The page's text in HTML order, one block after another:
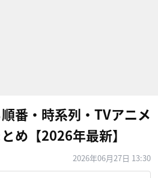
順番・時系列・TVアニメ
め【2026年最新】
2026年06月27日 13:30